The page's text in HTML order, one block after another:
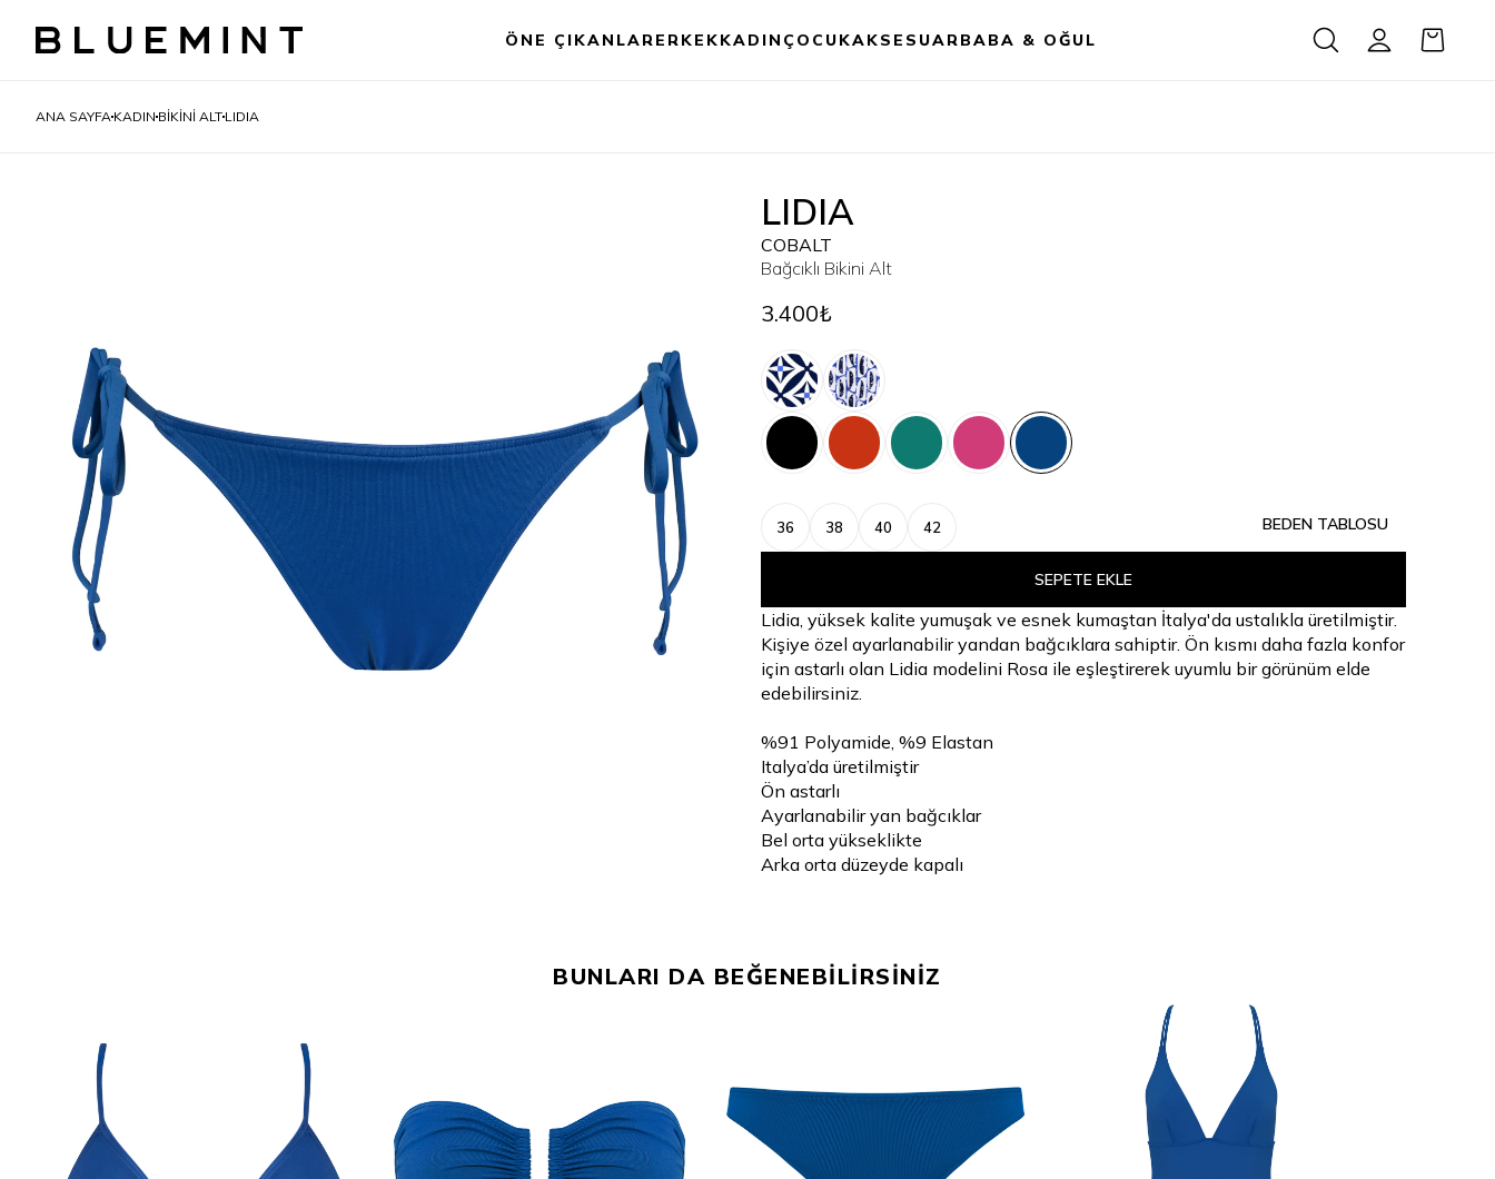
ÖNE ÇIKANLAR ERKEKKADIN ÇOCUKAKSESUAR BABA & OĞUL
ANA SAYFA KADIN BİKİNİ ALT LIDIA
LIDIA
COBALT
Bağcıklı Bikini Alt
3.400₺
36 38 40 42 BEDEN TABLOSU
SEPETE EKLE
Lidia, yüksek kalite yumuşak ve esnek kumaştan İtalya'da ustalıkla üretilmiştir.
Kişiye özel ayarlanabilir yandan bağcıklara sahiptir. Ön kısmı daha fazla konfor
için astarlı olan Lidia modelini Rosa ile eşleştirerek uyumlu bir görünüm elde
edebilirsiniz.
%91 Polyamide, %9 Elastan
Italya’da üretilmiştir
Ön astarlı
Ayarlanabilir yan bağcıklar
Bel orta yükseklikte
Arka orta düzeyde kapalı
BUNLARI DA BEĞENEBİLİRSİNİZ